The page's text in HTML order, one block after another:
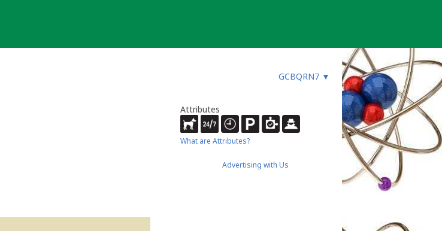
GCBQRN7 ▼
Attributes
What are Attributes?
Advertising with Us